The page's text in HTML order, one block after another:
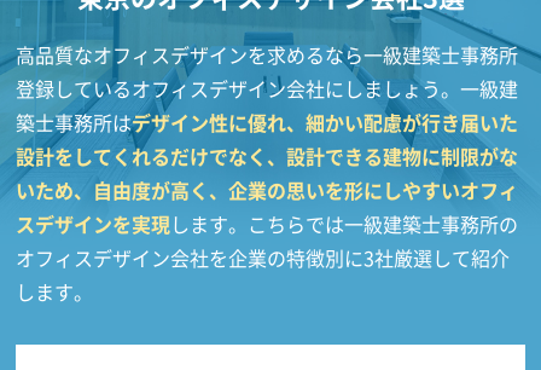
高品質なオフィスデザインを求めるなら一級建築士事務所
登録しているオフィスデザイン会社にしましょう。一級建
築士事務所はデザイン性に優れ、細かい配慮が行き届いた
設計をしてくれるだけでなく、設計できる建物に制限がな
いため、自由度が高く、企業の思いを形にしやすいオフィ
スデザインを実現します。こちらでは一級建築士事務所の
オフィスデザイン会社を企業の特徴別に3社厳選して紹介
します。